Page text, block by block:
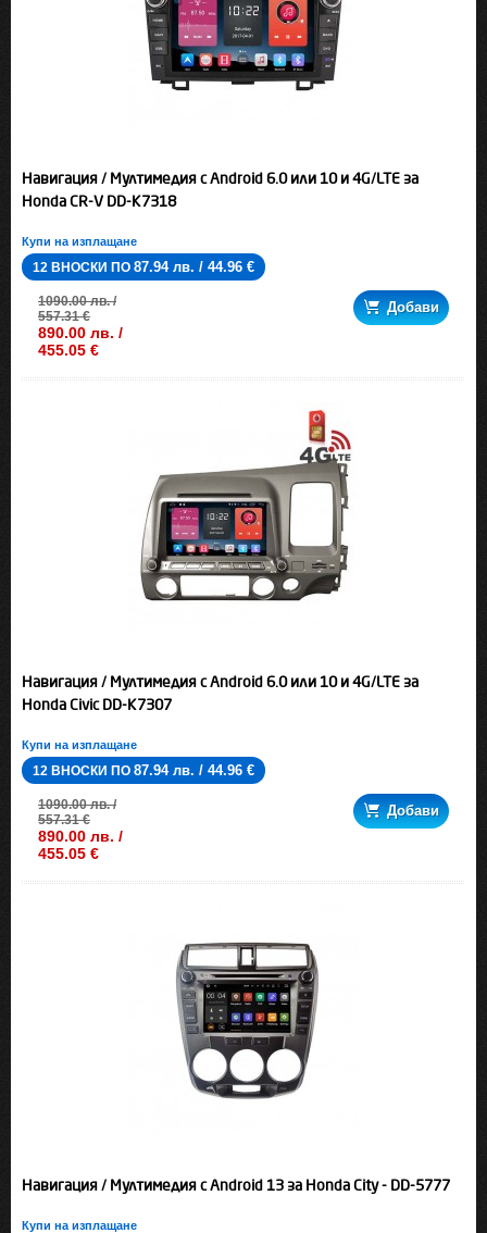
Навигация / Мултимедия с Android 6.0 или 10 и 4G/LTE за
Honda CR-V DD-K7318
Купи на изплащане
12 ВНОСКИ ПО 87.94 лв. / 44.96 €
1090.00 лв. /
557.31 €
890.00 лв. /
455.05 €
Добави
Навигация / Мултимедия с Android 6.0 или 10 и 4G/LTE за
Honda Civic DD-K7307
Купи на изплащане
12 ВНОСКИ ПО 87.94 лв. / 44.96 €
1090.00 лв. /
557.31 €
890.00 лв. /
455.05 €
Добави
Навигация / Мултимедия с Android 13 за Honda City - DD-5777
Купи на изплащане